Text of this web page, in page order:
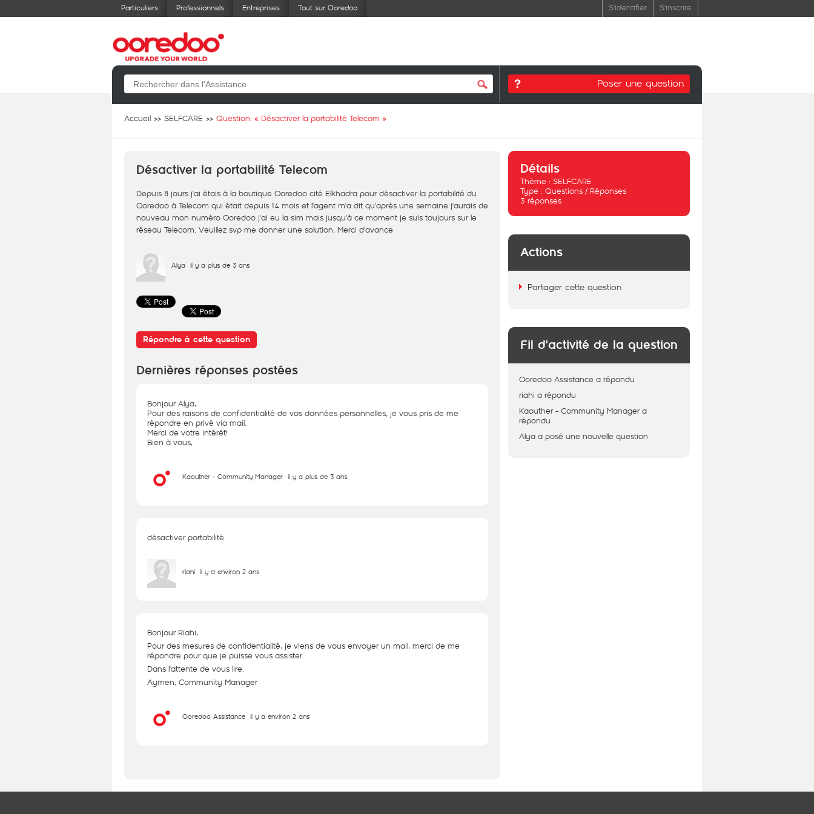
Particuliers Professionnels Entreprises Tout sur Ooredoo S'identifier S'inscrire
Poser une question
Accueil SELFCARE Question: « Désactiver la portabilité Telecom »
Désactiver la portabilité Telecom
Depuis 8 jours j'ai étais à la boutique Ooredoo cité Elkhadra pour désactiver la portabilité du
Ooredoo à Telecom qui était depuis 14 mois et l'agent m'a dit qu'après une semaine j'aurais de
nouveau mon numéro Ooredoo j'ai eu la sim mais jusqu'à ce moment je suis toujours sur le
réseau Telecom. Veuillez svp me donner une solution. Merci d'avance
Alya il y a plus de 3 ans
Répondre à cette question
Dernières réponses postées
Bonjour Alya,
Pour des raisons de confidentialité de vos données personnelles, je vous pris de me
répondre en privé via mail.
Merci de votre intérêt!
Bien à vous,
Kaouther - Community Manager il y a plus de 3 ans
désactiver portabilité
riahi il y a environ 2 ans
Bonjour Riahi,
Pour des mesures de confidentialité, je viens de vous envoyer un mail, merci de me
répondre pour que je puisse vous assister.
Dans l'attente de vous lire.
Aymen, Community Manager
Ooredoo Assistance il y a environ 2 ans
Détails
Thème : SELFCARE
Type : Questions / Réponses
3 réponses
Actions
Partager cette question
Fil d'activité de la question
Ooredoo Assistance a répondu
riahi a répondu
Kaouther - Community Manager a
répondu
Alya a posé une nouvelle question